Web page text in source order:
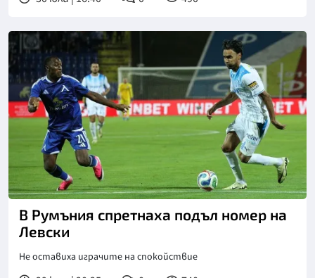
В Румъния спретнаха подъл номер на
Левски
Не оставиха играчите на спокойствие